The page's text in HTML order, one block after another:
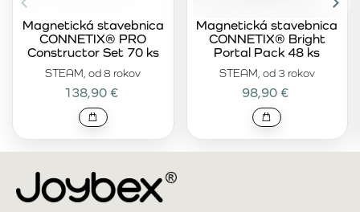
STEAM, od 8 rokov
Magnetická stavebnica
CONNETIX® PRO
Constructor Set 70 ks
138,90 €
STEAM, od 3 rokov
Magnetická stavebnica
CONNETIX® Bright
Portal Pack 48 ks
98,90 €